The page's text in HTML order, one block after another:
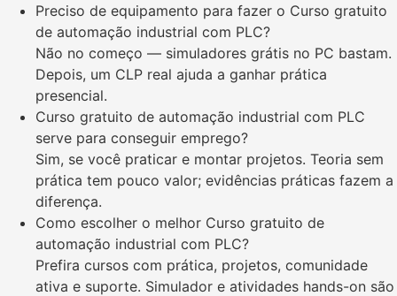
Preciso de equipamento para fazer o Curso gratuito
de automação industrial com PLC?
Não no começo — simuladores grátis no PC bastam.
Depois, um CLP real ajuda a ganhar prática
presencial.
Curso gratuito de automação industrial com PLC
serve para conseguir emprego?
Sim, se você praticar e montar projetos. Teoria sem
prática tem pouco valor; evidências práticas fazem a
diferença.
Como escolher o melhor Curso gratuito de
automação industrial com PLC?
Prefira cursos com prática, projetos, comunidade
ativa e suporte. Simulador e atividades hands-on são